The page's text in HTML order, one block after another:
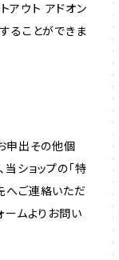
アウト アドオン
ることができま
申出その他個
ショップの「特
へご連絡いただ
ームよりお問い